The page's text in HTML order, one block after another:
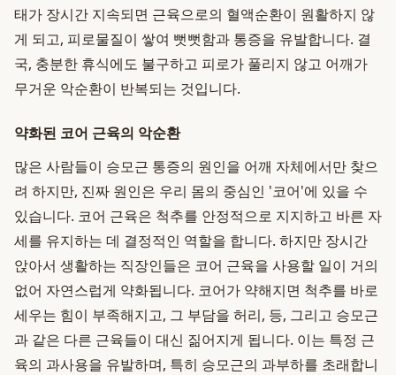
태가 장시간 지속되면 근육으로의 혈액순환이 원활하지 않
게 되고, 피로물질이 쌓여 뻣뻣함과 통증을 유발합니다. 결
국, 충분한 휴식에도 불구하고 피로가 풀리지 않고 어깨가
무거운 악순환이 반복되는 것입니다.
약화된 코어 근육의 악순환
많은 사람들이 승모근 통증의 원인을 어깨 자체에서만 찾으
려 하지만, 진짜 원인은 우리 몸의 중심인 '코어'에 있을 수
있습니다. 코어 근육은 척추를 안정적으로 지지하고 바른 자
세를 유지하는 데 결정적인 역할을 합니다. 하지만 장시간
앉아서 생활하는 직장인들은 코어 근육을 사용할 일이 거의
없어 자연스럽게 약화됩니다. 코어가 약해지면 척추를 바로
세우는 힘이 부족해지고, 그 부담을 허리, 등, 그리고 승모근
과 같은 다른 근육들이 대신 짊어지게 됩니다. 이는 특정 근
육의 과사용을 유발하며, 특히 승모근의 과부하를 초래합니